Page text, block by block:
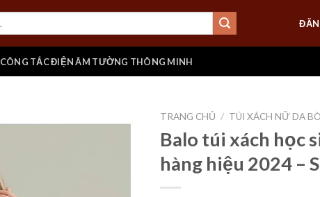
CÔNG TẮC ĐIỆN ÂM TƯỜNG THÔNG MINH
TRANG CHỦ / TÚI XÁCH NỮ DA
Balo túi xách học
hàng hiệu 2024 –